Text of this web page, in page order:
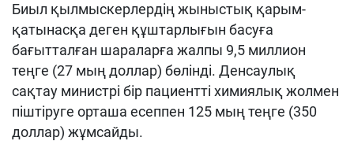
Биыл қылмыскерлердің жыныстық қарым-
қатынасқа деген құштарлығын басуға
бағытталған шараларға жалпы 9,5 миллион
теңге (27 мың доллар) бөлінді. Денсаулық
сақтау министрі бір пациентті химиялық жолмен
піштіруге орташа есеппен 125 мың теңге (350
доллар) жұмсайды.